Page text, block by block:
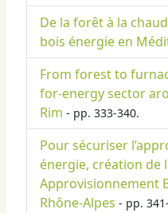
De la forêt à la
bois énergie en
From forest to
for-energy sector
Rim - pp. 333-340.
Pour sécuriser
énergie, création de
Approvisionnement
Rhône-Alpes - pp.